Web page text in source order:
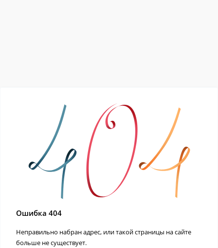
Ошибка 404
Неправильно набран адрес, или такой страницы на сайте
больше не существует.